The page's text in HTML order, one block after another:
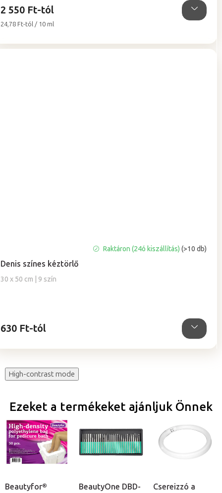
2 550 Ft-tól
Egységár:
24,78 Ft-tól / 10 ml
Denis színes kéztörlő
30 x 50 cm | 9 szín
termék
átlagos
értékelése
Raktáron (24ó kiszállítás)(>10 db)
630 Ft-tól
High-contrast mode
Ezeket a termékeket ajánljuk Önnek
Beautyfor®
BeautyOne DBD-
Csereizzó a